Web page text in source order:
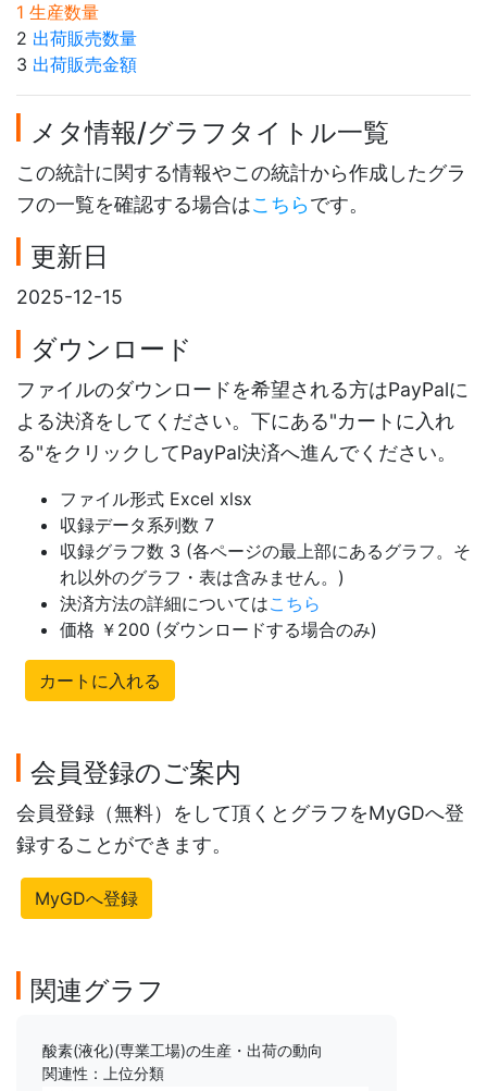
1 生産数量
2 出荷販売数量
3 出荷販売金額
メタ情報/グラフタイトル一覧
この統計に関する情報やこの統計から作成したグラ
フの一覧を確認する場合はこちらです。
更新日
2025-12-15
ダウンロード
ファイルのダウンロードを希望される方はPayPalに
よる決済をしてください。下にある"カートに入れ
る"をクリックしてPayPal決済へ進んでください。
ファイル形式 Excel xlsx
収録データ系列数 7
収録グラフ数 3 (各ページの最上部にあるグラフ。そ
れ以外のグラフ・表は含みません。)
決済方法の詳細についてはこちら
価格 ￥200 (ダウンロードする場合のみ)
カートに入れる
会員登録のご案内
会員登録（無料）をして頂くとグラフをMyGDへ登
録することができます。
MyGDへ登録
関連グラフ
酸素(液化)(専業工場)の生産・出荷の動向
関連性：上位分類